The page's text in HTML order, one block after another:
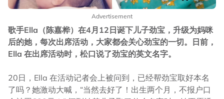
Advertisement
歌手Ella（陈嘉桦）在4月12日诞下儿子劲宝，升级为妈咪
后的她，每次出席活动，大家都会关心劲宝的一切。日前，
Ella 在出席活动时，松口说了劲宝的英文名字。
20日，Ella 在活动记者会上被问到，已经帮劲宝取好本名
了吗？她激动大喊，“当然去好了！出生两个月，不报户口